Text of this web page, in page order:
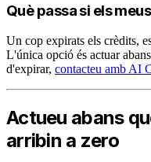
Què passa si els
Un cop expirats els crèdits,
L'única opció és actuar
d'expirar, contacteu amb AI
Actueu abans
arribin a zero